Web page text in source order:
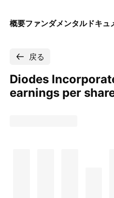
概要ファンダメンタルドキュ
戻る
Diodes
earnings per